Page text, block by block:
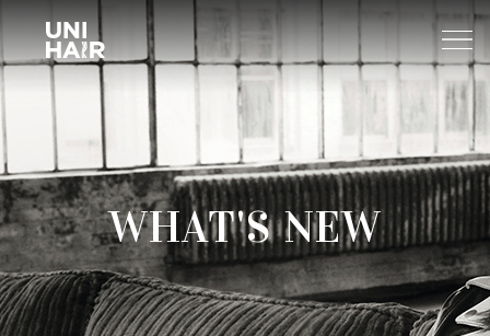
About Us
What’s New
TREND
BEAUTY TIPS
Brands
WHAT'S NEW